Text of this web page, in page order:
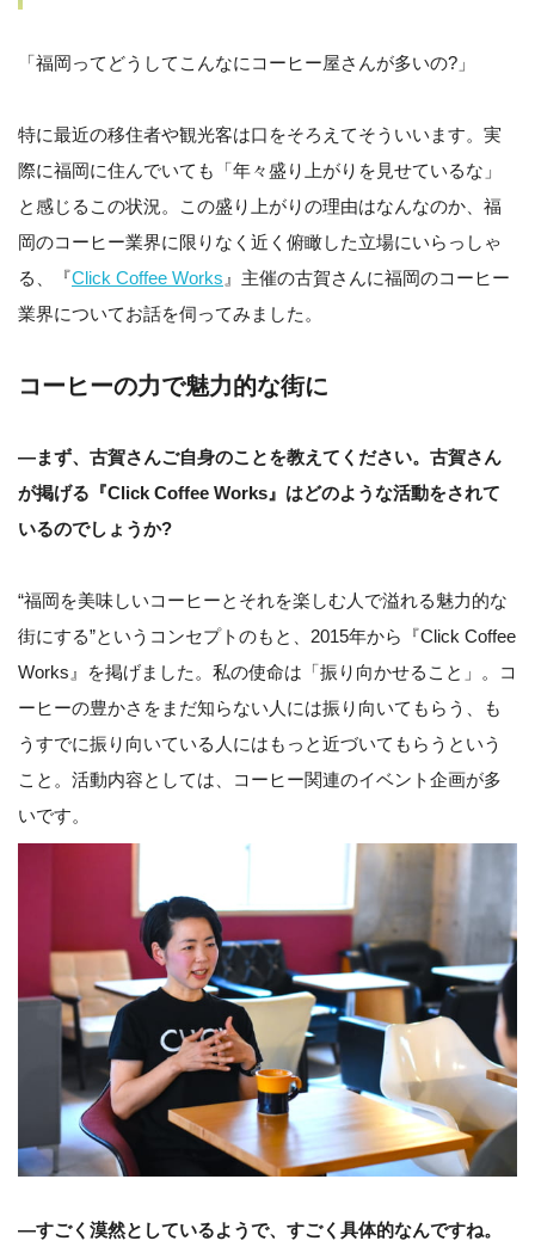
「福岡ってどうしてこんなにコーヒー屋さんが多いの?」
特に最近の移住者や観光客は口をそろえてそういいます。実
際に福岡に住んでいても「年々盛り上がりを見せているな」
と感じるこの状況。この盛り上がりの理由はなんなのか、福
岡のコーヒー業界に限りなく近く俯瞰した立場にいらっしゃ
る、『Click Coffee Works 』主催の古賀さんに福岡のコーヒー
業界についてお話を伺ってみました。
コーヒーの力で魅力的な街に
—まず、古賀さんご自身のことを教えてください。古賀さん
が掲げる『Click Coffee Works』はどのような活動をされて
いるのでしょうか?
“福岡を美味しいコーヒーとそれを楽しむ人で溢れる魅力的な
街にする”というコンセプトのもと、2015年から『Click Coffee
Works』を掲げました。私の使命は「振り向かせること」。コ
ーヒーの豊かさをまだ知らない人には振り向いてもらう、も
うすでに振り向いている人にはもっと近づいてもらうという
こと。活動内容としては、コーヒー関連のイベント企画が多
いです。
—すごく漠然としているようで、すごく具体的なんですね。